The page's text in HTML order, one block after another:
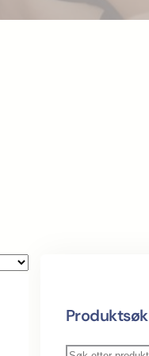
Produktsøk